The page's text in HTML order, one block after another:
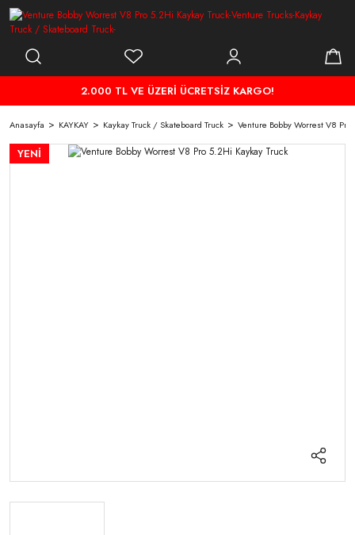
2.000 TL VE ÜZERİ ÜCRETSİZ KARGO!
Anasayfa KAYKAY Kaykay Truck / Skateboard Truck Venture Bobby Worrest V8 Pro
YENİ